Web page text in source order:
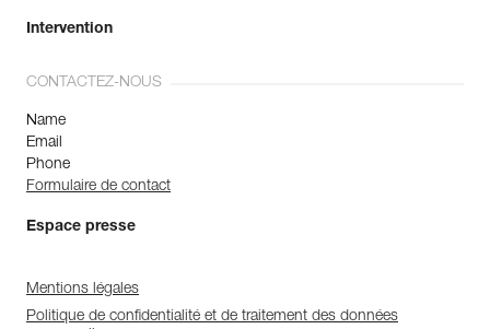
Intervention
CONTACTEZ-NOUS
Name
Email
Phone
Formulaire de contact
Espace presse
Mentions légales
Politique de confidentialité et de traitement des données